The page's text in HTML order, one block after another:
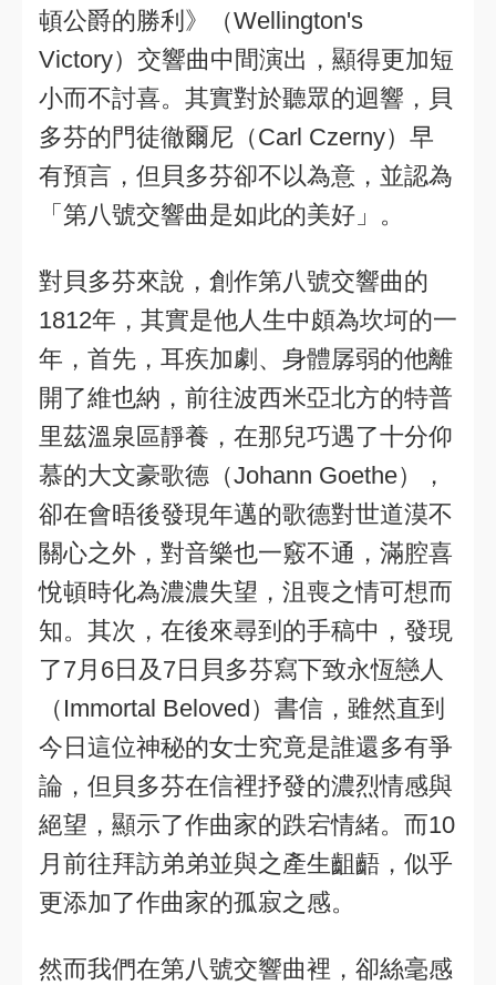
頓公爵的勝利》（Wellington's
Victory）交響曲中間演出，顯得更加短
小而不討喜。其實對於聽眾的迴響，貝
多芬的門徒徹爾尼（Carl Czerny）早
有預言，但貝多芬卻不以為意，並認為
「第八號交響曲是如此的美好」。
對貝多芬來說，創作第八號交響曲的
1812年，其實是他人生中頗為坎坷的一
年，首先，耳疾加劇、身體孱弱的他離
開了維也納，前往波西米亞北方的特普
里茲溫泉區靜養，在那兒巧遇了十分仰
慕的大文豪歌德（Johann Goethe），
卻在會晤後發現年邁的歌德對世道漠不
關心之外，對音樂也一竅不通，滿腔喜
悅頓時化為濃濃失望，沮喪之情可想而
知。其次，在後來尋到的手稿中，發現
了7月6日及7日貝多芬寫下致永恆戀人
（Immortal Beloved）書信，雖然直到
今日這位神秘的女士究竟是誰還多有爭
論，但貝多芬在信裡抒發的濃烈情感與
絕望，顯示了作曲家的跌宕情緒。而10
月前往拜訪弟弟並與之產生齟齬，似乎
更添加了作曲家的孤寂之感。
然而我們在第八號交響曲裡，卻絲毫感